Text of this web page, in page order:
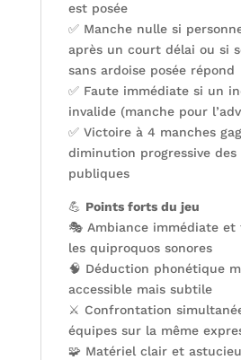
est posée
✅ Manche nulle si
après un court délai ou si
sans ardoise posée répond
✅ Faute immédiate si un
invalide (manche pour
✅ Victoire à 4 manches
diminution progressive des
publiques
💪 Points forts du jeu
🎭 Ambiance immédiate
les quiproquos sonores
🧠 Déduction phonétique
accessible mais subtile
⚔️ Confrontation
équipes sur la même
🧩 Matériel clair et